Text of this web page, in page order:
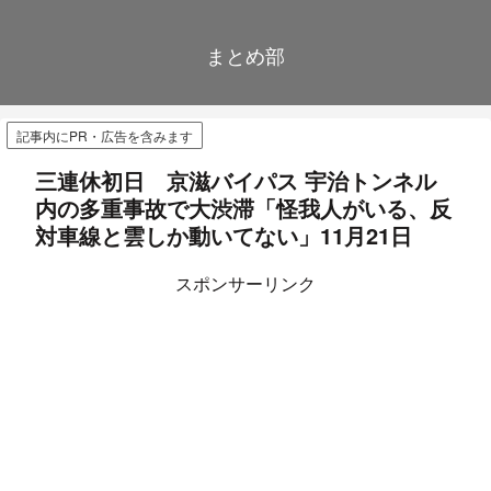
まとめ部
記事内にPR・広告を含みます
三連休初日 京滋バイパス 宇治トンネル
内の多重事故で大渋滞「怪我人がいる、反
対車線と雲しか動いてない」11月21日
スポンサーリンク